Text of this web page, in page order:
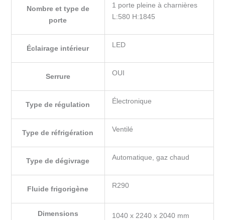
Nombre et type de
porte
1 porte pleine à charnières
L:580 H:1845
Éclairage intérieur LED
Serrure OUI
Type de régulation Électronique
Type de réfrigération Ventilé
Type de dégivrage Automatique, gaz chaud
Fluide frigorigène R290
Dimensions
1040 x 2240 x 2040 mm